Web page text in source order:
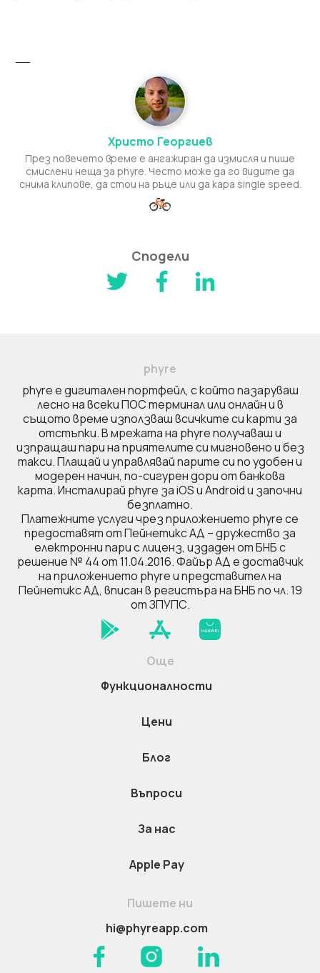
Христо Георгиев
През повечето време е ангажиран да измисля и пише
смислени неща за phyre. Често може да го видите да
снима клипове, да стои на ръце или да кара single speed.
Сподели
  
phyre
phyre e дигитален портфейл, с който пазаруваш
лесно на всеки ПОС терминал или онлайн и в
същото време използваш всичките си карти за
отстъпки. В мрежата на phyre получаваш и
изпращаш пари на приятелите си мигновено и без
такси. Плащай и управлявай парите си по удобен и
модерен начин, по-сигурен дори от банкова
карта. Инсталирай phyre за iOS и Android и започни
безплатно.
Платежните услуги чрез приложението phyre се
предоставят от Пейнетикс АД – дружество за
електронни пари с лиценз, издаден от БНБ с
решение № 44 от 11.04.2016. Файър AД е доставчик
на приложението phyre и представител на
Пейнетикс АД, вписан в регистъра на БНБ по чл. 19
от ЗПУПС.
Още
Функционалности
Цени
Блог
Въпроси
За нас
Apple Pay
Пишете ни
hi@phyreapp.com